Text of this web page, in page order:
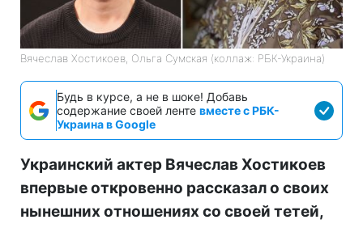
Вячеслав Хостикоев, Ольга Сумская (коллаж: РБК-Украина)
Будь в курсе, а не в шоке! Добавь
содержание своей ленте вместе с РБК-
Украина в Google
Украинский актер Вячеслав Хостикоев
впервые откровенно рассказал о своих
нынешних отношениях со своей тетей,